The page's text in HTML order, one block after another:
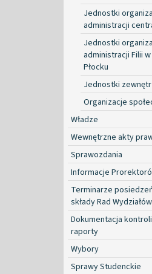
Jednostki
administracji
Jednostki
administracji Filii w
Płocku
Jednostki
Organizacje
Władze
Wewnętrzne akty
Sprawozdania
Informacje
Terminarze
składy Rad Wydziałów
Dokumentacja
raporty
Wybory
Sprawy Studenckie